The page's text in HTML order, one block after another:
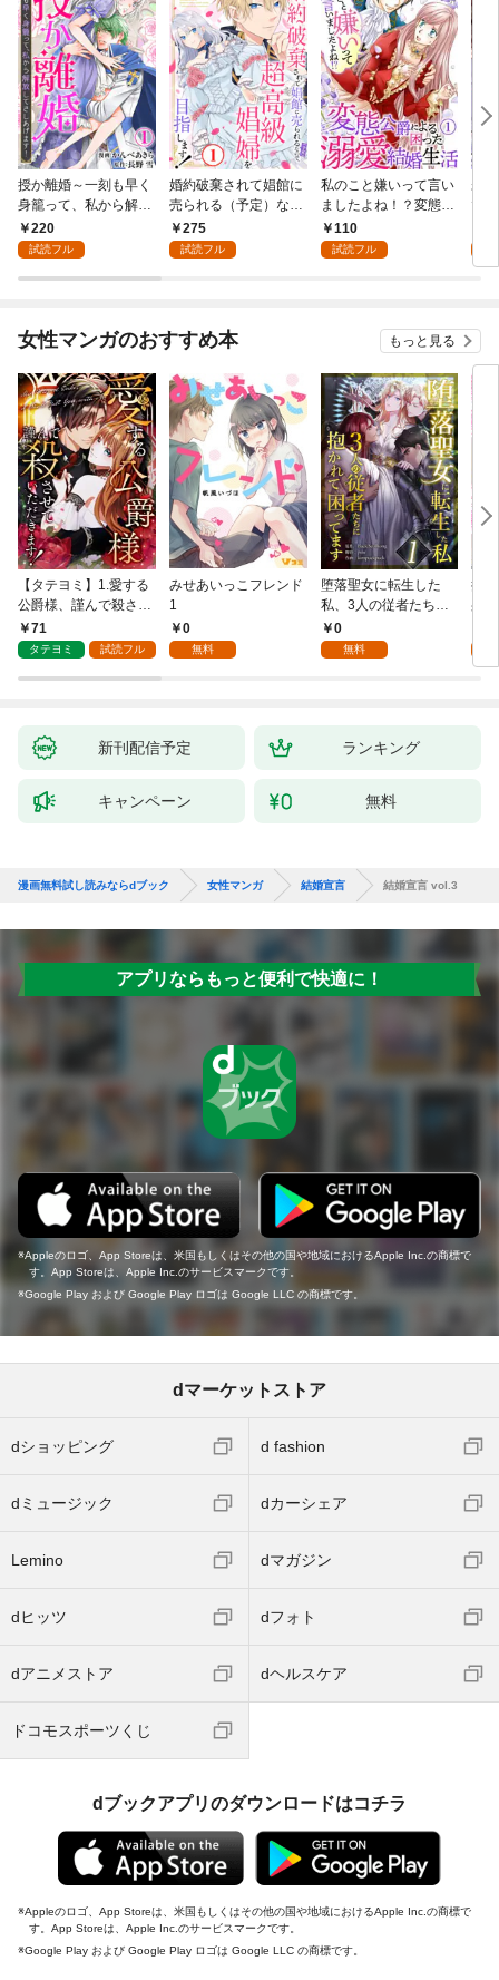
授か離婚～一刻も早く
身籠って、私から解放
してさしあげます！1
220
試読フル
婚約破棄されて娼館に
売られる（予定）なの
で、超高級娼婦を目指
します！1
275
試読フル
私のこと嫌いって言い
ましたよね！？変態公
爵による困った溺愛結
婚生活 1
110
試読フル
未
で
女性マンガのおすすめ本 もっと見る
【タテヨミ】1.愛する
公爵様、謹んで殺させ
ていただきます！
71
タテヨミ 試読フル
みせあいっこフレンド
1
0
無料
堕落聖女に転生した
私、3人の従者たちに
抱かれて困ってます 第
1話
0
無料
授
身
新刊配信予定 ランキング
キャンペーン 無料
漫画無料試し読みならdブック 女性マンガ 結婚宣言 結婚宣言 vol.3
アプリならもっと便利で快適に！
Appleのロゴ、App Storeは、米国もしくはその他の国や地域におけるApple Inc.の商標で
す。App Storeは、Apple Inc.のサービスマークです。
Google Play および Google Play ロゴは Google LLC の商標です。
dマーケットストア
dショッピング d fashion
dミュージック dカーシェア
Lemino dマガジン
dヒッツ dフォト
dアニメストア dヘルスケア
ドコモスポーツくじ
dブックアプリのダウンロードはコチラ
Appleのロゴ、App Storeは、米国もしくはその他の国や地域におけるApple Inc.の商標で
す。App Storeは、Apple Inc.のサービスマークです。
Google Play および Google Play ロゴは Google LLC の商標です。